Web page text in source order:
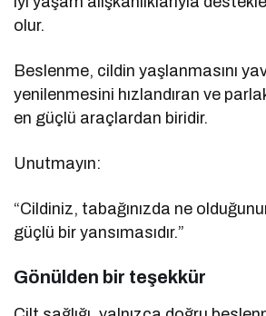
olur.
Beslenme, cildin yaşlanmasını
yenilenmesini hızlandıran ve
en güçlü araçlardan biridir.
Unutmayın:
“Cildiniz, tabağınızda ne
güçlü bir yansımasıdır.”
Gönülden bir teşekkür